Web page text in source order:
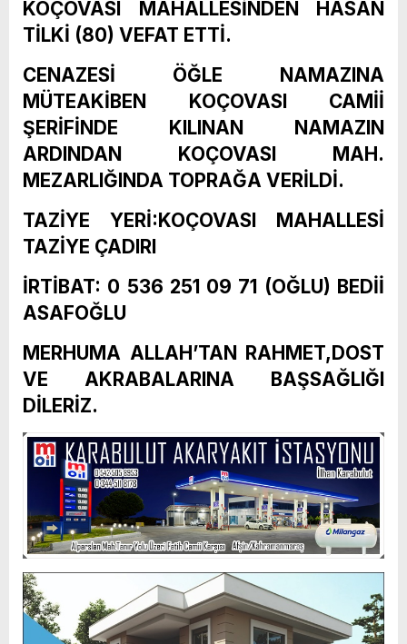
KOÇOVASI MAHALLESİNDEN HASAN
TİLKİ (80) VEFAT ETTİ.
CENAZESİ ÖĞLE NAMAZINA
MÜTEAKİBEN KOÇOVASI CAMİİ
ŞERİFİNDE KILINAN NAMAZIN
ARDINDAN KOÇOVASI MAH.
MEZARLIĞINDA TOPRAĞA VERİLDİ.
TAZİYE YERİ:KOÇOVASI MAHALLESİ
TAZİYE ÇADIRI
İRTİBAT: 0 536 251 09 71 (OĞLU) BEDİİ
ASAFOĞLU
MERHUMA ALLAH’TAN RAHMET,DOST
VE AKRABALARINA BAŞSAĞLIĞI
DİLERİZ.